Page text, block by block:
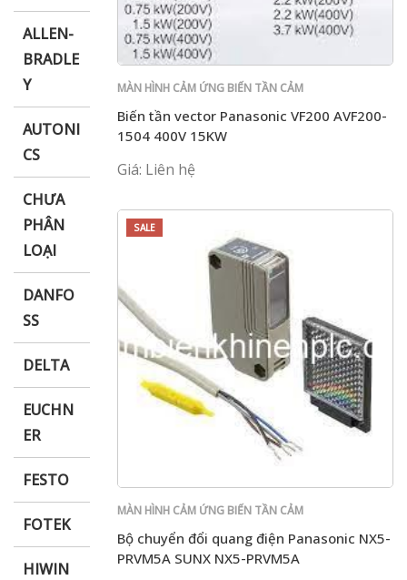
ALLEN-
BRADLE
Y
AUTONI
CS
CHƯA
PHÂN
LOẠI
DANFO
SS
DELTA
EUCHN
ER
FESTO
FOTEK
HIWIN
MÀN HÌNH CẢM ỨNG BIẾN TẦN CẢM
Biến tần vector Panasonic VF200 AVF200-
1504 400V 15KW
Giá: Liên hệ
SALE
MÀN HÌNH CẢM ỨNG BIẾN TẦN CẢM
Bộ chuyển đổi quang điện Panasonic NX5-
PRVM5A SUNX NX5-PRVM5A